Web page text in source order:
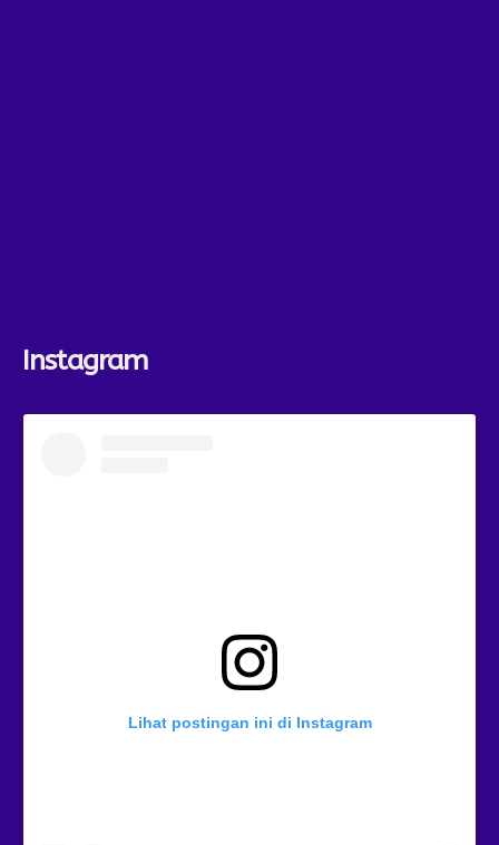
Instagram
Lihat postingan ini di Instagram